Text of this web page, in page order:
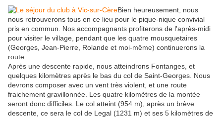
Bien heureusement, nous
nous retrouverons tous en ce lieu pour le pique-nique convivial
pris en commun. Nos accompagnants profiterons de l'après-midi
pour visiter le village, pendant que les quatre mousquetaires
(Georges, Jean-Pierre, Rolande et moi-même) continuerons la
route.
Après une descente rapide, nous atteindrons Fontanges, et
quelques kilomètres après le bas du col de Saint-Georges. Nous
devrons composer avec un vent très violent, et une route
fraichement gravillonnée. Les quatre kilomètres de la montée
seront donc difficiles. Le col atteint (954 m), après un brève
descente, ce sera le col de Legal (1231 m) et ses 5 kilomètres de